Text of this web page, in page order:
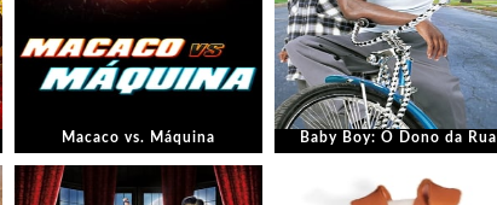
Macaco vs. Máquina Baby Boy: O Dono da Rua